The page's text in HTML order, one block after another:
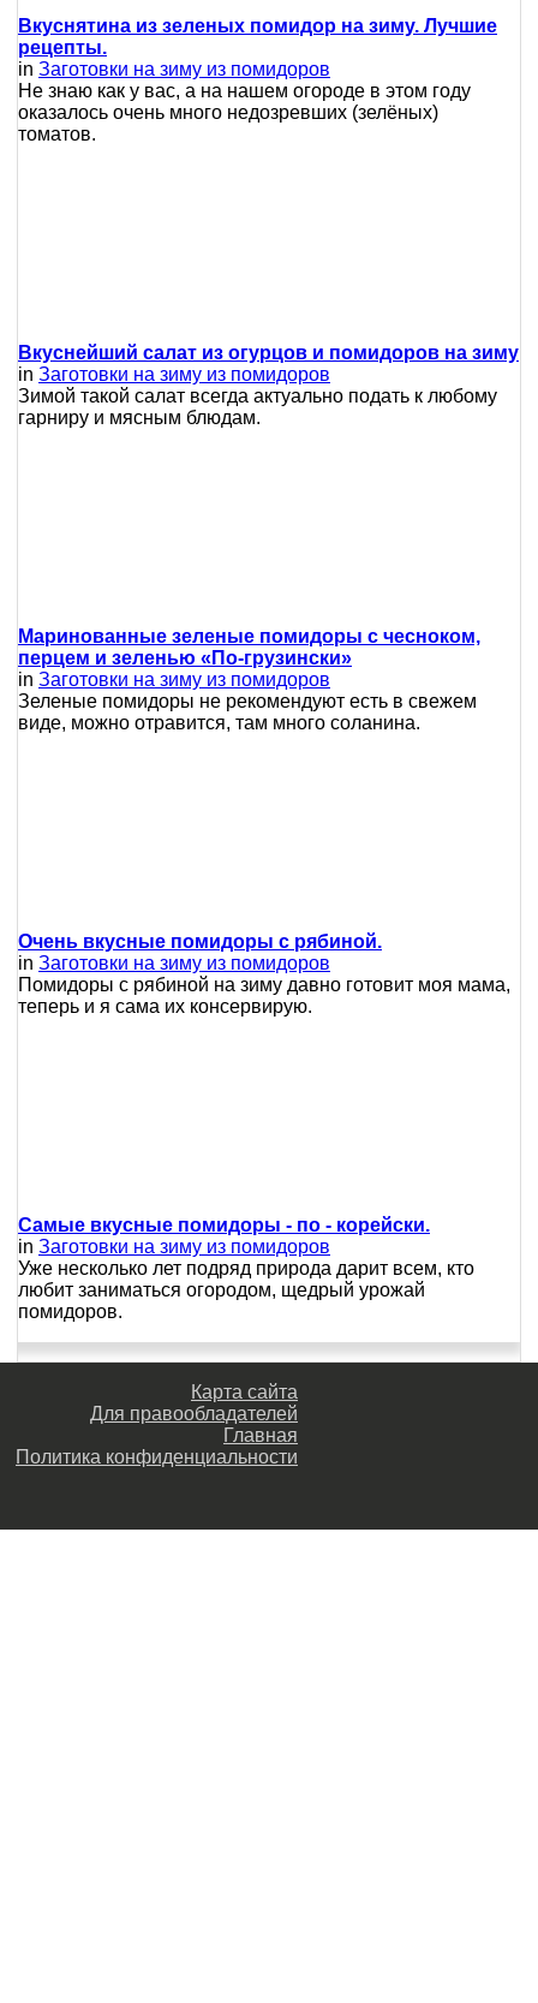
Вкуснятина из зеленых помидор на зиму. Лучшие
рецепты.
in Заготовки на зиму из помидоров
Не знаю как у вас, а на нашем огороде в этом году
оказалось очень много недозревших (зелёных)
томатов.
Вкуснейший салат из огурцов и помидоров на зиму
in Заготовки на зиму из помидоров
Зимой такой салат всегда актуально подать к любому
гарниру и мясным блюдам.
Маринованные зеленые помидоры с чесноком,
перцем и зеленью «По-грузински»
in Заготовки на зиму из помидоров
Зеленые помидоры не рекомендуют есть в свежем
виде, можно отравится, там много соланина.
Очень вкусные помидоры с рябиной.
in Заготовки на зиму из помидоров
Помидоры с рябиной на зиму давно готовит моя мама,
теперь и я сама их консервирую.
Самые вкусные помидоры - по - корейски.
in Заготовки на зиму из помидоров
Уже несколько лет подряд природа дарит всем, кто
любит заниматься огородом, щедрый урожай
помидоров.
Карта сайта
Для правообладателей
Главная
Политика конфиденциальности